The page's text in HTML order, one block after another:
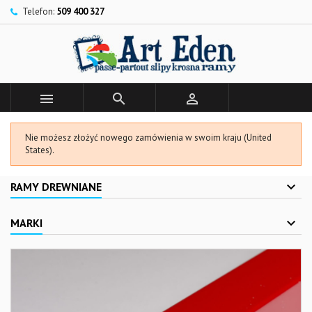
Telefon: 509 400 327
  
Nie możesz złożyć nowego zamówienia w swoim kraju (United
States).
RAMY DREWNIANE
MARKI